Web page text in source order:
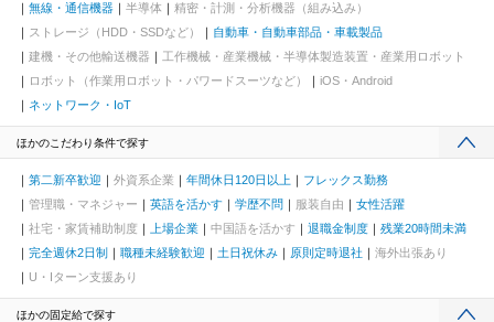
無線・通信機器
半導体
精密・計測・分析機器（組み込み）
ストレージ（HDD・SSDなど）
自動車・自動車部品・車載製品
建機・その他輸送機器
工作機械・産業機械・半導体製造装置・産業用ロボット
ロボット（作業用ロボット・パワードスーツなど）
iOS・Android
ネットワーク・IoT
ほかのこだわり条件で探す
第二新卒歓迎 外資系企業 年間休日120日以上
フレックス勤務
管理職・マネジャー
英語を活かす 学歴不問 服装自由
女性活躍
社宅・家賃補助制度
上場企業 中国語を活かす 退職金制度
残業20時間未満
完全週休2日制
職種未経験歓迎 土日祝休み 原則定時退社
海外出張あり
U・Iターン支援あり
ほかの固定給で探す